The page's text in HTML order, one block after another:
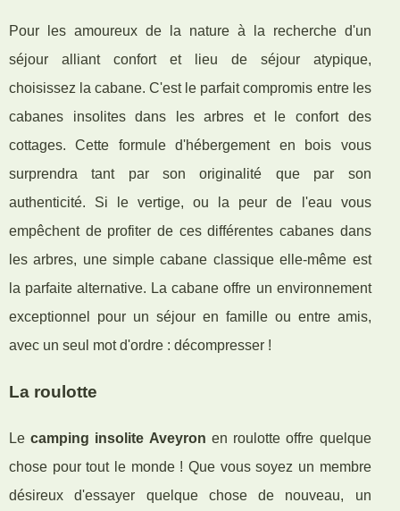
Pour les amoureux de la nature à la recherche d'un
séjour alliant confort et lieu de séjour atypique,
choisissez la cabane. C'est le parfait compromis entre les
cabanes insolites dans les arbres et le confort des
cottages. Cette formule d'hébergement en bois vous
surprendra tant par son originalité que par son
authenticité. Si le vertige, ou la peur de l'eau vous
empêchent de profiter de ces différentes cabanes dans
les arbres, une simple cabane classique elle-même est
la parfaite alternative. La cabane offre un environnement
exceptionnel pour un séjour en famille ou entre amis,
avec un seul mot d'ordre : décompresser !
La roulotte
Lecamping insolite Aveyron en roulotte offre quelque
chose pour tout le monde ! Que vous soyez un membre
désireux d'essayer quelque chose de nouveau, un